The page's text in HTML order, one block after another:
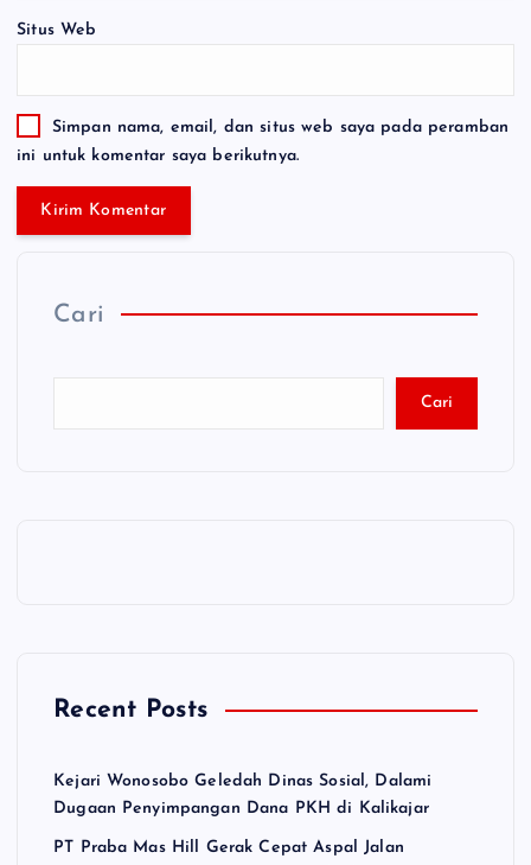
Situs Web
Simpan nama, email, dan situs web saya pada peramban
ini untuk komentar saya berikutnya.
Cari
Cari
Recent Posts
Kejari Wonosobo Geledah Dinas Sosial, Dalami
Dugaan Penyimpangan Dana PKH di Kalikajar
PT Praba Mas Hill Gerak Cepat Aspal Jalan